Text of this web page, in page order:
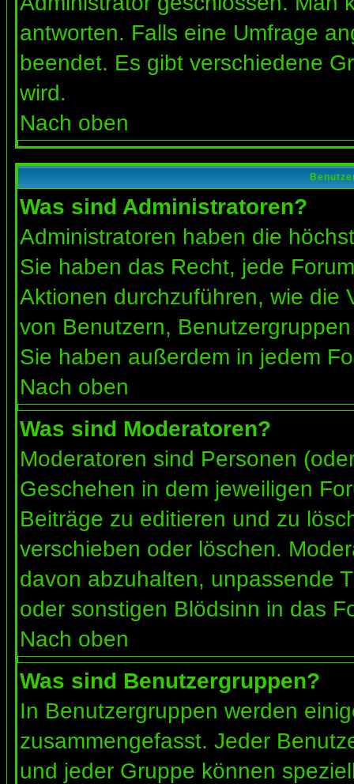
antworten. Falls eine Umfrage
beendet. Es gibt verschiedene
wird.
Nach oben
Was sind Administratoren?
Administratoren haben die
Sie haben das Recht, jede
Aktionen durchzuführen, wie die
von Benutzern,
Sie haben außerdem in jedem
Nach oben
Was sind Moderatoren?
Moderatoren sind Personen
Geschehen in dem jeweiligen
Beiträge zu editieren und zu
verschieben oder löschen.
davon abzuhalten, unpassende
oder sonstigen Blödsinn in das
Nach oben
Was sind Benutzergruppen?
In Benutzergruppen werden
zusammengefasst. Jeder
und jeder Gruppe können